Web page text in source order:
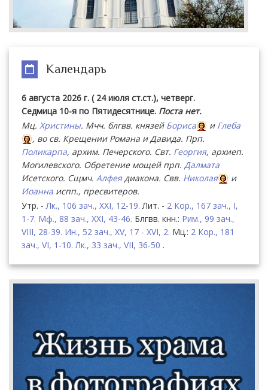
Календарь
6 августа 2026 г. ( 24 июля ст.ст.), четверг.
Седмица 10-я по Пятидесятнице. Поста нет.
Мц. Христины. Мчч. блгвв. князей Бориса и Глеба
, во св. Крещении Романа и Давида. Прп.
Поликарпа, архим. Печерского. Свт. Георгия, архиеп.
Могилевского. Обретение мощей прп. Далмата
Исетского. Сщмч. Алфеядиакона. Свв. Николая
и
Иоанна испп., пресвитеров.
Утр. -Лк., 106 зач., XXI, 12-19. Лит. - 2 Кор., 167 зач., I,
1-7. Мф., 88 зач., XXI, 43-46. Блгвв. кнн.: Рим., 99 зач.,
VIII, 28-39. Ин., 52 зач., XV, 17 - XVI, 2. Мц.: 2 Кор., 181
зач., VI, 1-10. Лк., 33 зач., VII, 36-50 .